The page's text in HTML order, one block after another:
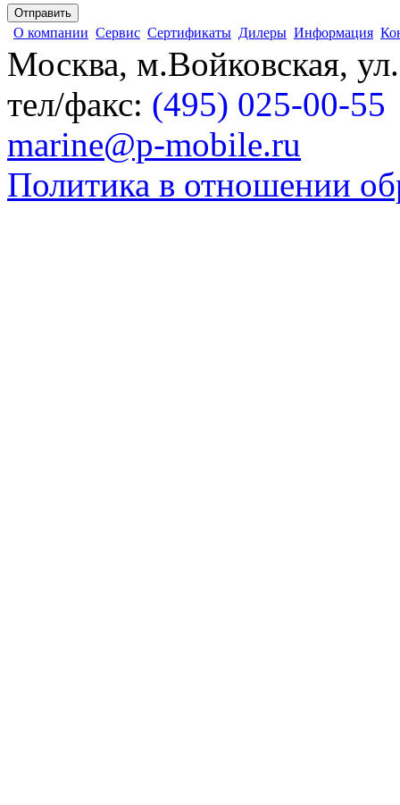
О компании Сервис Сертификаты Дилеры Информация
Москва, м.Войковская,
тел/факс: (495) 025-00-55
marine@p-mobile.ru
Политика в отношении